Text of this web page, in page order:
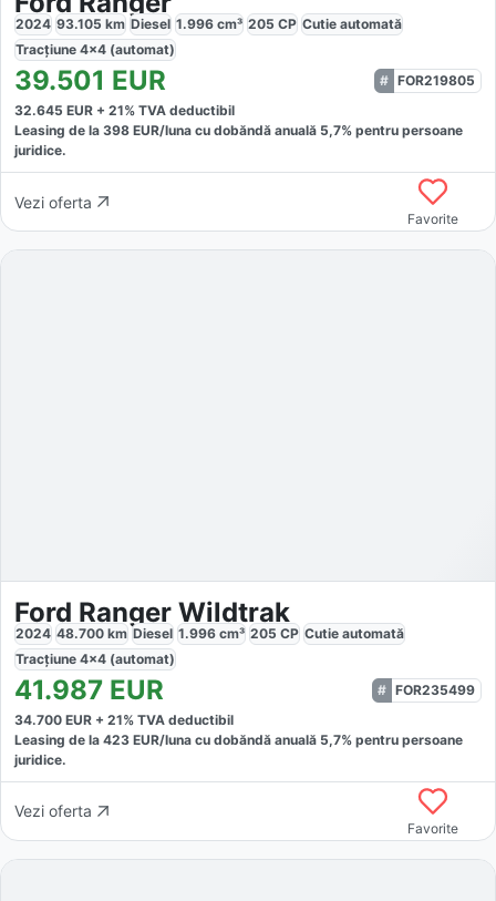
2024 93.105 km Diesel 1.996 cm³ 205 CP Cutie automată
Tracțiune 4x4 (automat)
39.501 EUR
FOR219805
32.645 EUR + 21% TVA deductibil
Leasing de la 398 EUR/luna cu dobăndă anuală 5,7% pentru persoane
juridice.
Vezi oferta
Favorite
Ford Ranger Wildtrak
2024 48.700 km Diesel 1.996 cm³ 205 CP Cutie automată
Tracțiune 4x4 (automat)
41.987 EUR
FOR235499
34.700 EUR + 21% TVA deductibil
Leasing de la 423 EUR/luna cu dobăndă anuală 5,7% pentru persoane
juridice.
Vezi oferta
Favorite